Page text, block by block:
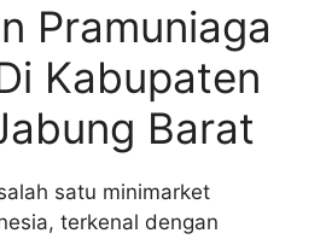
Pramuniaga
Kabupaten
Barat
satu minimarket
terkenal dengan